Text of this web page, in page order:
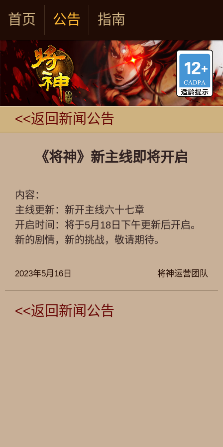
首页 公告 指南
<<返回新闻公告
《将神》新主线即将开启
内容：
主线更新：新开主线六十七章
开启时间：将于5月18日下午更新后开启。
新的剧情，新的挑战，敬请期待。
将神运营团队
2023年5月16日
<<返回新闻公告